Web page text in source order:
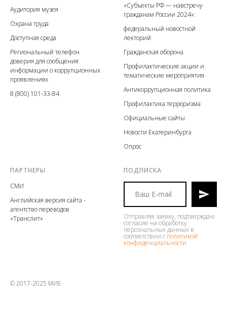
Аудитория музея
Охрана труда
Доступная среда
Региональный телефон
доверия для сообщения
информации о коррупционных
проявлениях
8 (800) 101-33-84
«Субъекты РФ — навстречу
гражданам России 2024»:
федеральный новостной
лекторий
Гражданская оборона
Профилактические акции и
тематические мероприятия
Антикоррупционная политика
Профилактика терроризма
Официальные сайты
Новости Екатеринбурга
Опрос
ПАРТНЕРЫ
СМИ
Английская версия сайта -
агентство переводов
«Транслит»
ПОДПИСКА
Отправляя заявку, подтверждаю
согласие на обработку
персональных данных в
соответствии с политикой
конфиденциальности
© 2017-2025 МИЕ